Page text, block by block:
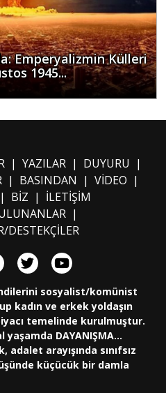
Emperyalizmin Külleri
1945...
| YAZILAR| DUYURU |
| BASINDAN | VİDEO |
| BİZ | İLETİŞİM
|
DESTEKÇİLER
sosyalist/komünist
kadın ve erkek yoldaşın
temelinde kurulmuştur.
DAYANIŞMA...
arayışında sınıfsız
küçücük bir damla